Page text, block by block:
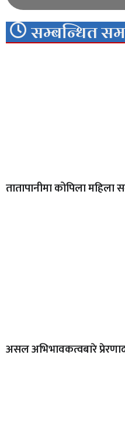
सम्बन्धित
तातापानीमा कोपिला महिला
असल अभिभावकत्वबारे